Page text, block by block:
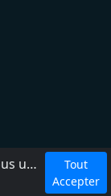
Avec votre accord, nos partenaires et nous utilisons des cookies ou technologies similaires pour stocker et accéder à vos informations personnelles, comme votre visite sur ce site.
Tout
Accepter